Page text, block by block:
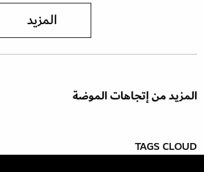
المزيد
المزيد من إتجاهات الموضة
TAGS CLOUD